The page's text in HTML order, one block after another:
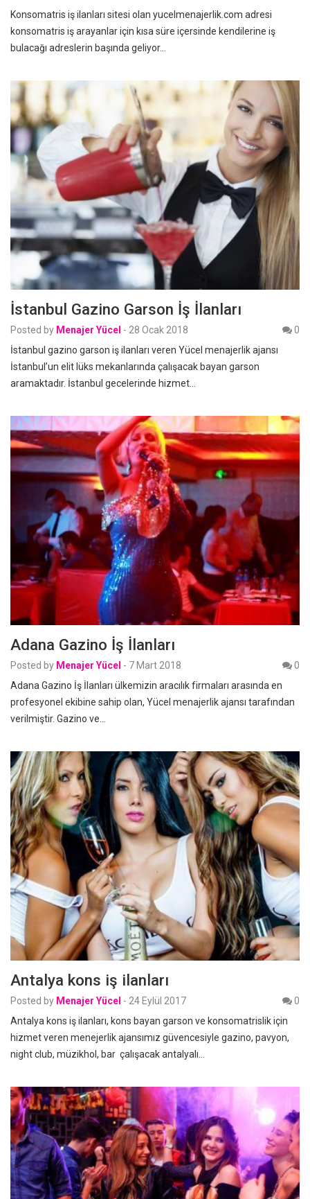
Konsomatris iş ilanları sitesi olan yucelmenajerlik.com adresi
konsomatris iş arayanlar için kısa süre içersinde kendilerine iş
bulacağı adreslerin başında geliyor…
İstanbul Gazino Garson İş İlanları
Posted by Menajer Yücel - 28 Ocak 2018
0
İstanbul gazino garson iş ilanları veren Yücel menajerlik ajansı
İstanbul’un elit lüks mekanlarında çalışacak bayan garson
aramaktadır. İstanbul gecelerinde hizmet…
Adana Gazino İş İlanları
Posted by Menajer Yücel - 7 Mart 2018
0
Adana Gazino İş İlanları ülkemizin aracılık firmaları arasında en
profesyonel ekibine sahip olan, Yücel menajerlik ajansı tarafından
verilmiştir. Gazino ve…
Antalya kons iş ilanları
Posted by Menajer Yücel - 24 Eylül 2017
0
Antalya kons iş ilanları, kons bayan garson ve konsomatrislik için
hizmet veren menejerlik ajansımız güvencesiyle gazino, pavyon,
night club, müzikhol, bar çalışacak antalyalı…